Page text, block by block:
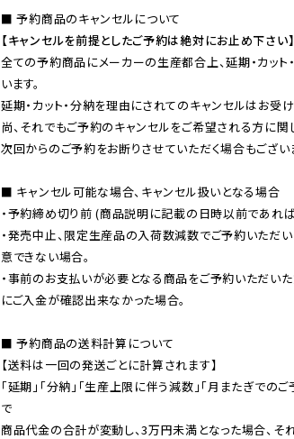
【キャンセルを前提としたご予約は絶対にお止め下さい】
全ての予約商品にメーカーの生産都合上、延期・カット
います。
延期・カット・分納を理由にされてのキャンセルはお受
尚、それでもご予約のキャンセルをご希望される方に関
次回からのご予約をお断りさせていただく場合もござい
■ キャンセル可能な場合、キャンセル扱いとなる場合
・予約締め切り前 (商品説明に記載の日時以前であれ
・発売中止、限定生産品の入荷数減数でご予約いただ
意できない場合。
・事前のお支払いが必要となる商品をご予約いただい
にご入金が確認出来なかった場合。
■ 予約商品の送料計算について
【送料は一回の発送ごとに計算されます】
「延期」「分納」「生産上限に伴う減数」「月またぎでのご
で
商品代金の合計が変動し、3万円未満となった場合、そ